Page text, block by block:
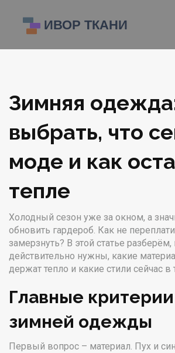
Зимняя
выбрать, что
моде и как
тепле
Холодный сезон уже за окном, а
обновить гардероб. Как не
замерзнуть? В этой статье
действительно нужны, какие
держат тепло и какие стили сейчас в
Главные
зимней одежды
Первый вопрос – материал. Пух и